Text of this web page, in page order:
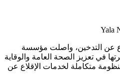
Yala
عن التدخين، واصلت مؤسسة
في تعزيز الصحة العامة والوقاية
متكاملة لخدمات الإقلاع عن